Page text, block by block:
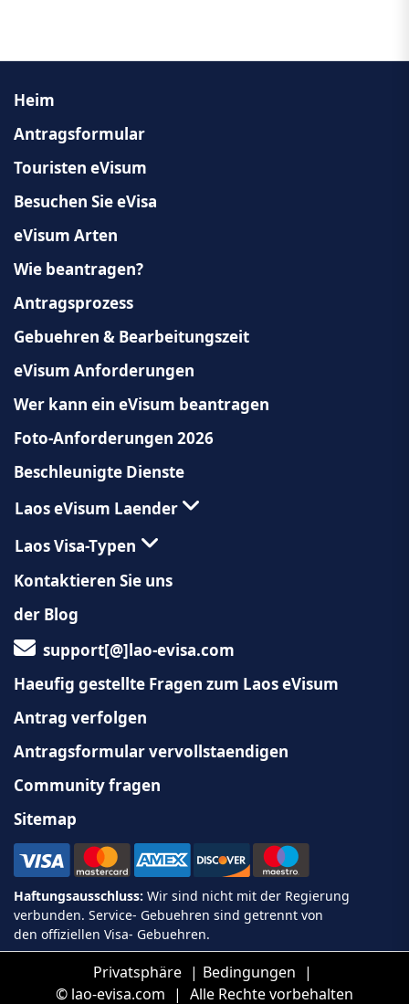
Heim
Antragsformular
Touristen eVisum
Besuchen Sie eVisa
eVisum Arten
Wie beantragen?
Antragsprozess
Gebuehren & Bearbeitungszeit
eVisum Anforderungen
Wer kann ein eVisum beantragen
Foto-Anforderungen 2026
Beschleunigte Dienste
Laos eVisum Laender
Laos Visa-Typen
Kontaktieren Sie uns
der Blog
support[@]lao-evisa.com
Haeufig gestellte Fragen zum Laos eVisum
Antrag verfolgen
Antragsformular vervollstaendigen
Community fragen
Sitemap
Privatsphäre
Bedingungen
© lao-evisa.com Alle Rechte vorbehalten